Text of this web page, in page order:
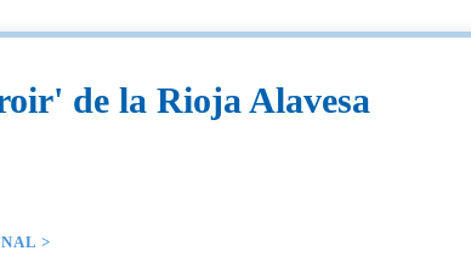
de la Rioja Alavesa
>